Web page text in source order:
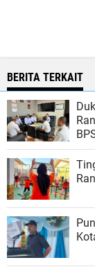
BERITA TERKAIT